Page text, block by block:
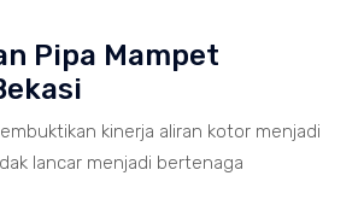
Pipa Mampet
kinerja aliran kotor menjadi
lancar menjadi bertenaga